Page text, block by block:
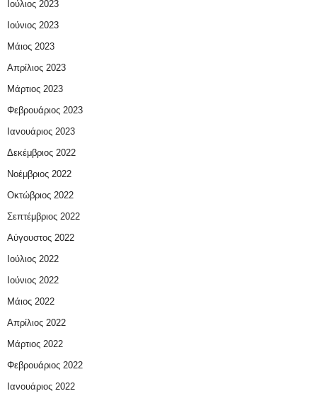
Ιούλιος 2023
Ιούνιος 2023
Μάιος 2023
Απρίλιος 2023
Μάρτιος 2023
Φεβρουάριος 2023
Ιανουάριος 2023
Δεκέμβριος 2022
Νοέμβριος 2022
Οκτώβριος 2022
Σεπτέμβριος 2022
Αύγουστος 2022
Ιούλιος 2022
Ιούνιος 2022
Μάιος 2022
Απρίλιος 2022
Μάρτιος 2022
Φεβρουάριος 2022
Ιανουάριος 2022